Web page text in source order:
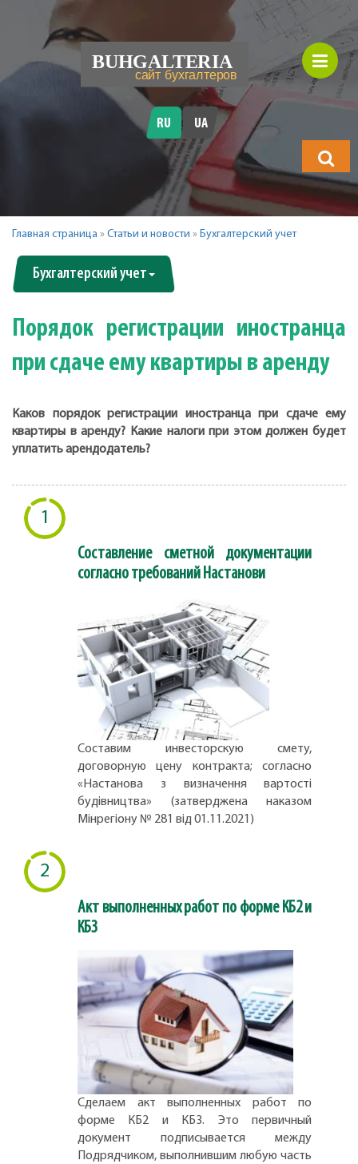
будете
искать?
RU UA
Главная страница » Статьи и новости » Бухгалтерский учет
Бухгалтерский учет
Порядок регистрации иностранца
при сдаче ему квартиры в аренду
Каков порядок регистрации иностранца при сдаче ему
квартиры в аренду? Какие налоги при этом должен будет
уплатить арендодатель?
1
Составление сметной документации
согласно требований Настанови
Составим инвесторскую смету,
договорную цену контракта; согласно
«Настанова з визначення вартості
будівництва» (затверджена наказом
Мінрегіону № 281 від 01.11.2021)
2
Акт выполненных работ по форме КБ2 и
КБ3
Сделаем акт выполненных работ по
форме КБ2 и КБ3. Это первичный
документ подписывается между
Подрядчиком, выполнившим любую часть